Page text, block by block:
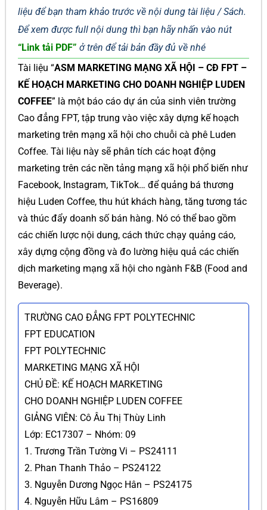
liệu để bạn tham khảo trước về nội dung tài liệu / Sách.
Để xem được full nội dung thì bạn hãy nhấn vào nút
“Link tải PDF” ở trên để tải bản đầy đủ về nhé
Tài liệu “ASM MARKETING MẠNG XÃ HỘI – CĐ FPT –
KẾ HOẠCH MARKETING CHO DOANH NGHIỆP LUDEN
COFFEE” là một báo cáo dự án của sinh viên trường
Cao đẳng FPT, tập trung vào việc xây dựng kế hoạch
marketing trên mạng xã hội cho chuỗi cà phê Luden
Coffee. Tài liệu này sẽ phân tích các hoạt động
marketing trên các nền tảng mạng xã hội phổ biến như
Facebook, Instagram, TikTok… để quảng bá thương
hiệu Luden Coffee, thu hút khách hàng, tăng tương tác
và thúc đẩy doanh số bán hàng. Nó có thể bao gồm
các chiến lược nội dung, cách thức chạy quảng cáo,
xây dựng cộng đồng và đo lường hiệu quả các chiến
dịch marketing mạng xã hội cho ngành F&B (Food and
Beverage).
TRƯỜNG CAO ĐẲNG FPT POLYTECHNIC
FPT EDUCATION
FPT POLYTECHNIC
MARKETING MẠNG XÃ HỘI
CHỦ ĐỀ: KẾ HOẠCH MARKETING
CHO DOANH NGHIỆP LUDEN COFFEE
GIẢNG VIÊN: Cô Âu Thị Thùy Linh
Lớp: EC17307 – Nhóm: 09
1. Trương Trần Tường Vi – PS24111
2. Phan Thanh Thảo – PS24122
3. Nguyễn Dương Ngọc Hân – PS24175
4. Nguyễn Hữu Lâm – PS16809